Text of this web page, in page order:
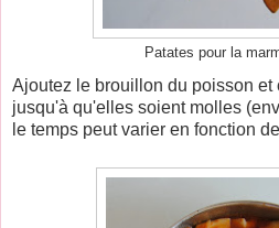
Patates pour la
Ajoutez le brouillon du poisson et
jusqu'à qu'elles soient molles
le temps peut varier en fonction